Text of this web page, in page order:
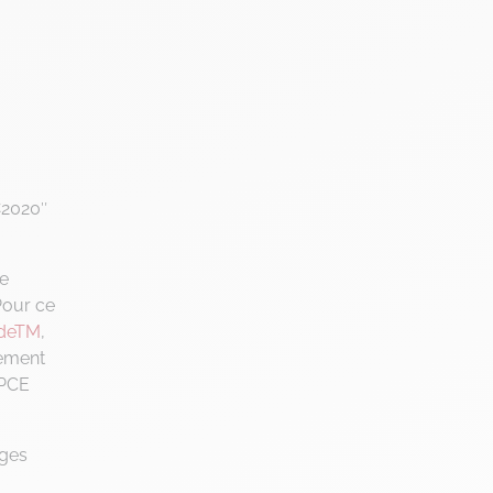
2020″
ce
,